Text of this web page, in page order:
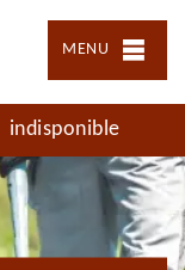
MENU
indisponible